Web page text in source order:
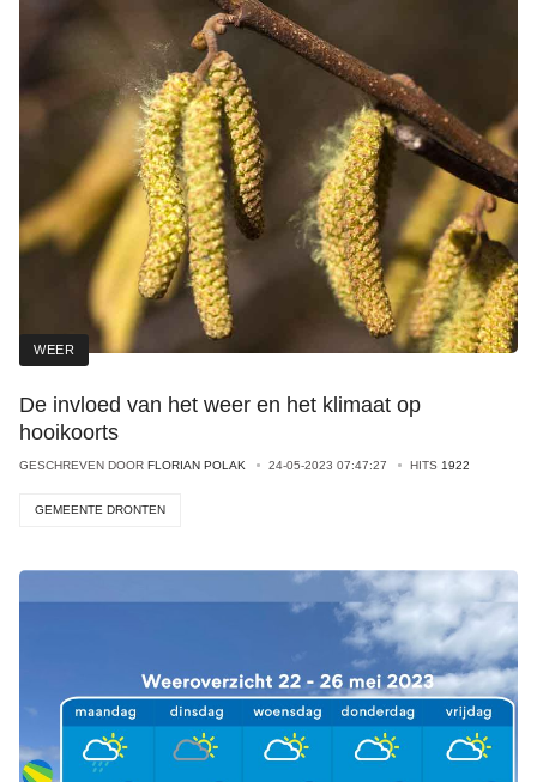
WEER
De invloed van het weer en het klimaat op
hooikoorts
GESCHREVEN DOOR FLORIAN POLAK 24-05-2023 07:47:27 HITS 1922
GEMEENTE DRONTEN